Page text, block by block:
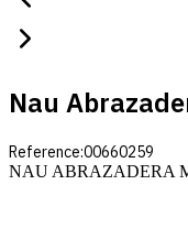
Nau
Reference:00660259
NAU ABRAZADERA